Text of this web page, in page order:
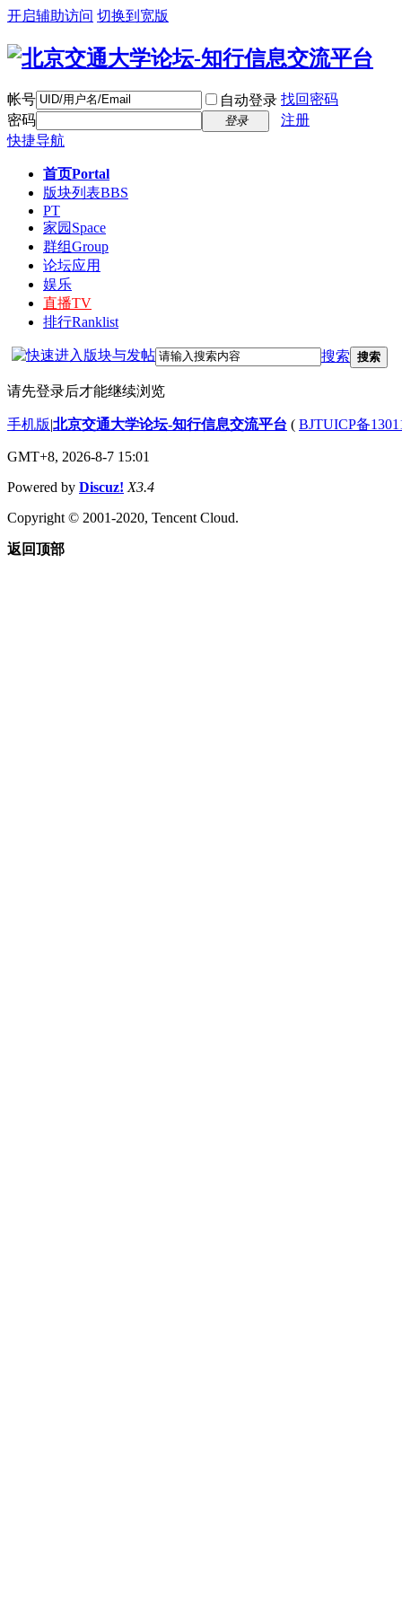
开启辅助访问 切换到宽版
帐号 自动登录 找回密码
密码
登录
注册
快捷导航
首页Portal
版块列表BBS
PT
家园 Space
群组Group
论坛应用
娱乐
直播TV
排行Ranklist
搜索 搜索
请先登录后才能继续浏览
手机版|北京交通大学论坛-知行信息交流平台 ( BJTUICP备
GMT+8, 2026-8-7 15:01
Powered by Discuz! X3.4
Copyright © 2001-2020, Tencent Cloud.
返回顶部